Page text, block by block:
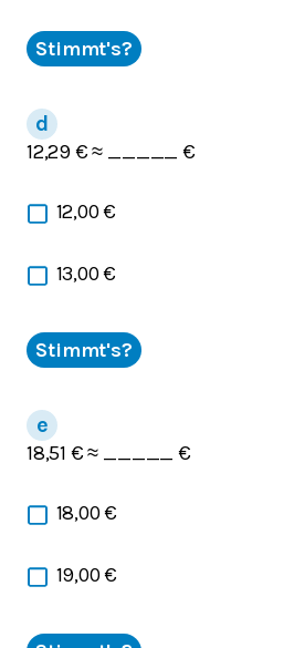
Stimmt's?
12,29 € ≈ _____ €
12,00 €
13,00 €
Stimmt's?
18,51 € ≈ _____ €
18,00 €
19,00 €